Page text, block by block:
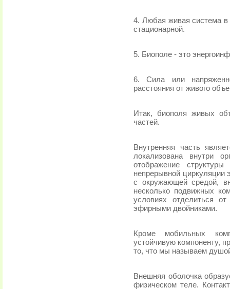
4. Любая живая система в
стационарной.
5. Биополе - это
6. Сила или
расстояния от живого
Итак, биополя живых
частей.
Внутренняя часть
локализована внутри
отображение
непрерывной циркуляции
с окружающей средой,
несколько подвижных
условиях отделиться
эфирными двойниками.
Кроме мобильных
устойчивую компоненту,
то, что мы называем
Внешняя оболочка
физическом теле.